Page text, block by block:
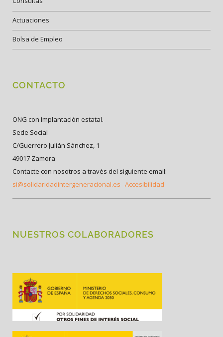
Actuaciones
Bolsa de Empleo
CONTACTO
ONG con Implantación estatal.
Sede Social
C/Guerrero Julián Sánchez, 1
49017 Zamora
Contacte con nosotros a través del siguiente email:
si@solidaridadintergeneracional.es Accesibilidad
NUESTROS COLABORADORES